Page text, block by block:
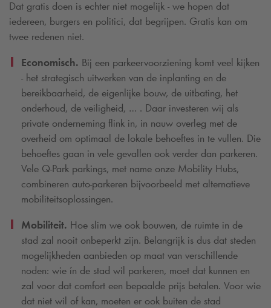
Dat gratis doen is echter niet mogelijk - we hopen dat
iedereen, burgers en politici, dat begrijpen. Gratis kan om
twee redenen niet.
Economisch. Bij een parkeervoorziening komt veel kijken
- het strategisch uitwerken van de inplanting en de
bereikbaarheid, de eigenlijke bouw, de uitbating, het
onderhoud, de veiligheid, … . Daar investeren wij als
private onderneming flink in, in nauw overleg met de
overheid om optimaal de lokale behoeftes in te vullen. Die
behoeftes gaan in vele gevallen ook verder dan parkeren.
Vele Q-Park parkings, met name onze Mobility Hubs,
combineren auto-parkeren bijvoorbeeld met alternatieve
mobiliteitsoplossingen.
Mobiliteit. Hoe slim we ook bouwen, de ruimte in de
stad zal nooit onbeperkt zijn. Belangrijk is dus dat steden
mogelijkheden aanbieden op maat van verschillende
noden: wie ín de stad wil parkeren, moet dat kunnen en
zal voor dat comfort een bepaalde prijs betalen. Voor wie
dat niet wil of kan, moeten er ook buiten de stad